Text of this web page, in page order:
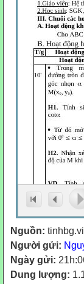
Nguồn:
Người gửi:
Ngày gửi:
Dung lượng: